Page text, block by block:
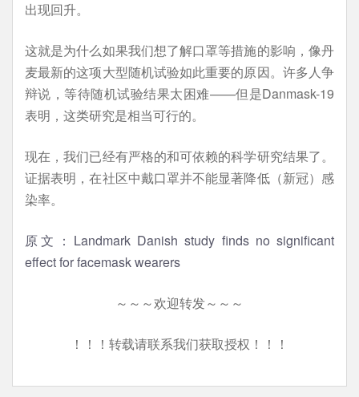
出现回升。
这就是为什么如果我们想了解口罩等措施的影响，像丹
麦最新的这项大型随机试验如此重要的原因。许多人争
辩说，等待随机试验结果太困难——但是Danmask-19
表明，这类研究是相当可行的。
现在，我们已经有严格的和可依赖的科学研究结果了。
证据表明，在社区中戴口罩并不能显著降低（新冠）感
染率。
原文：Landmark Danish study finds no significant
effect for facemask wearers
～～～欢迎转发～～～
！！！转载请联系我们获取授权！！！